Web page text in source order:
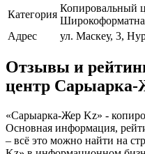
Категория
Копировальный
Адрес
ул. Маскеу, 3,
Отзывы и
центр
«Сарыарка-Жер Kz» -
Основная информация,
– всё это можно найти на